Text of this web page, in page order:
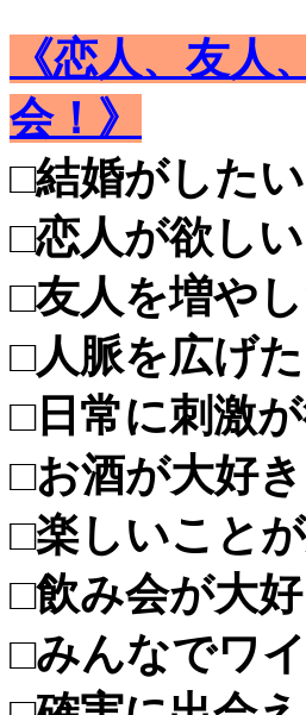
《恋人、友
会！》
□結婚がしたい
□恋人が欲しい
□友人を増や
□人脈を広げ
□日常に刺激
□お酒が大好き
□楽しいこと
□飲み会が大好
□みんなでワ